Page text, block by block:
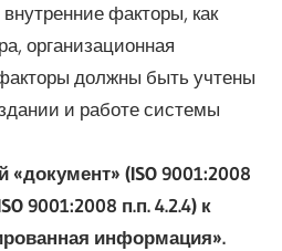
факторы, как
организационная
должны быть учтены
и работе системы
«документ» (ISO 9001:2008
9001:2008 п.п. 4.2.4) к
информация».